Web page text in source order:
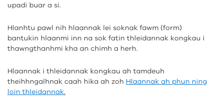
upadi buar a si.
Hlanhtu pawl nih hlaannak lei soknak fawm (form)
bantukin hlaanmi inn na sok fatin thleidannak kongkau i
thawngthanhmi kha an chimh a herh.
Hlaannak i thleidannak kongkau ah tamdeuh
theihhngalhnak caah hika ah zoh Hlaannak ah phun ning
loin thleidannak.